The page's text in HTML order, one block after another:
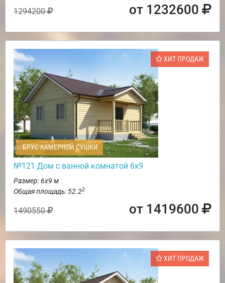
1294200 от 1232600
ХИТ ПРОДАЖ
БРУС КАМЕРНОЙ СУШКИ
№121 Дом с ванной комнатой 6х9
Размер: 6х9 м
Общая площадь: 52.22
1490550 от 1419600
ХИТ ПРОДАЖ